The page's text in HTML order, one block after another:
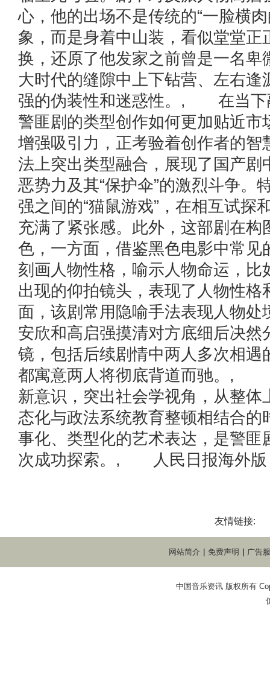
心，他的出场不是传统的“一脸横
象，而是身着中山装，看似堂堂正
换，还原了他发家之前曾是一名卑
大时代的缝隙中上下钻营、左右逢
强的伪装性和迷惑性。, 在当下
警匪剧的类型创作如何更加贴近市
增强吸引力，正考验着创作者的智
法上突出类型融合，展现了国产剧
恶势力及其“保护伞”的激烈斗争。
强之间的“猫鼠游戏”，在相互试探
充满了紧张感。此外，这部剧在构
色，一方面，借鉴黑色电影中常见
刻画人物性格，喻示人物命运，比
出现的仰拍镜头，表现了人物性格
面，该剧常用隐喻手法表现人物处
安欣和高启强摸清对方底细后决然
镜，包括后续剧情中两人多次相遇
都寓意两人将彻底背道而驰。,
新意识，突出社会学视角，从整体
态化与政法系统教育整顿相结合的
事化、类型化的艺术表达，是警匪
次成功探索。, 人民日报海外版
友情链接:
网站简介 免费声明 广告
中国音乐资讯 版权所有